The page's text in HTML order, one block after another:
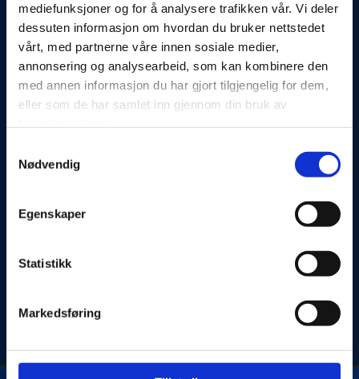
mediefunksjoner og for å analysere trafikken vår. Vi deler
dessuten informasjon om hvordan du bruker nettstedet
vårt, med partnerne våre innen sosiale medier,
annonsering og analysearbeid, som kan kombinere den
med annen informasjon du har gjort tilgjengelig for dem,
eller som de har samlet inn gjennom din bruk av
Nødvendig
Egenskaper
Statistikk
Markedsføring
E-post*
Melding